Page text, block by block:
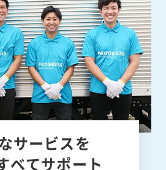
サービスを
べてサポート